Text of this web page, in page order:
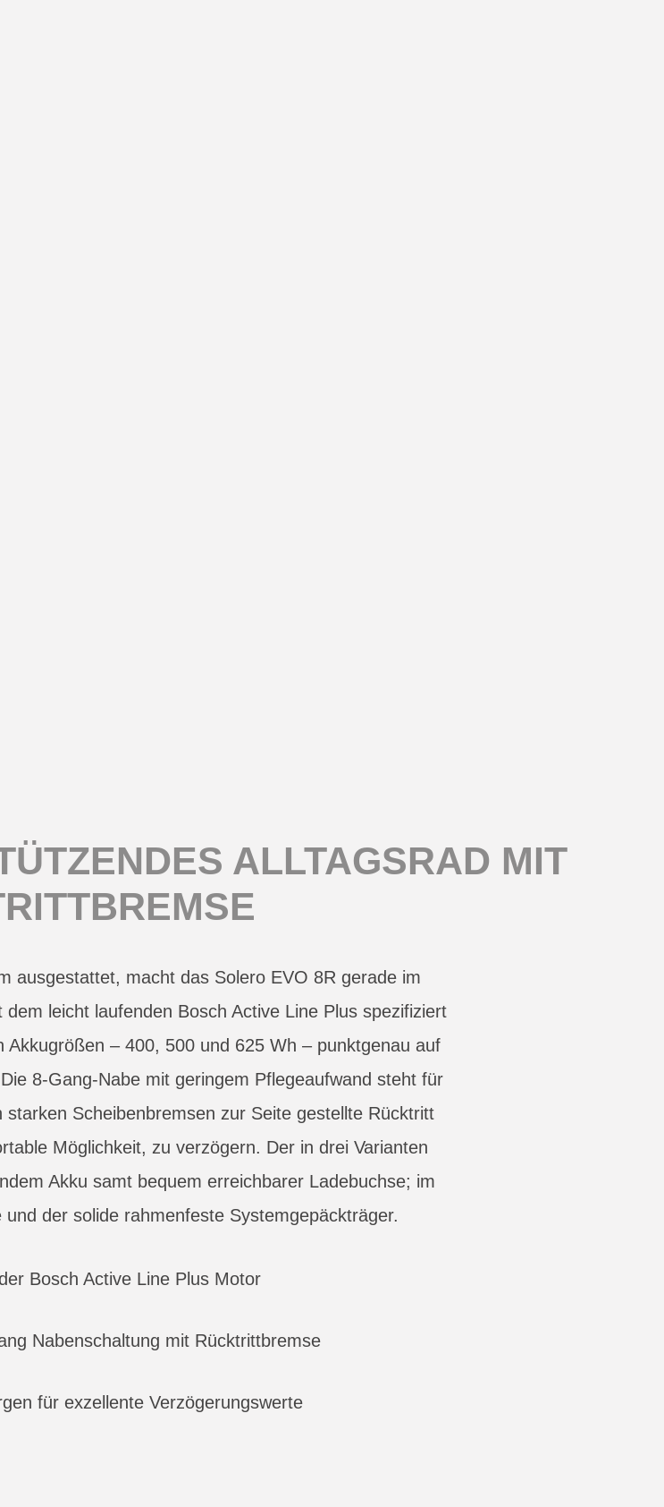
ALLTAGSRAD MIT
ausgestattet, macht das Solero EVO 8R gerade im
leicht laufenden Bosch Active Line Plus spezifiziert
– 400, 500 und 625 Wh – punktgenau auf
8-Gang-Nabe mit geringem Pflegeaufwand steht für
Scheibenbremsen zur Seite gestellte Rücktritt
Möglichkeit, zu verzögern. Der in drei Varianten
Akku samt bequem erreichbarer Ladebuchse; im
der solide rahmenfeste Systemgepäckträger.
Bosch Active Line Plus Motor
Nabenschaltung mit Rücktrittbremse
für exzellente Verzögerungswerte